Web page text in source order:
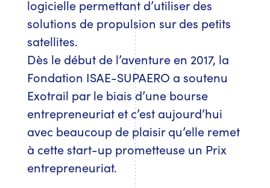
logicielle permettant d’utiliser des
solutions de propulsion sur des petits
satellites.
Dès le début de l’aventure en 2017, la
Fondation ISAE-SUPAERO a soutenu
Exotrail par le biais d’une bourse
entrepreneuriat et c’est aujourd’hui
avec beaucoup de plaisir qu’elle remet
à cette start-up prometteuse un Prix
entrepreneuriat.